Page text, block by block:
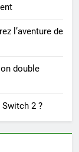
l’aventure de
double
2 ?